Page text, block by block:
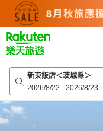
top
page
新東飯店＜茨城縣＞
2026/8/22 - 2026/8/23 |